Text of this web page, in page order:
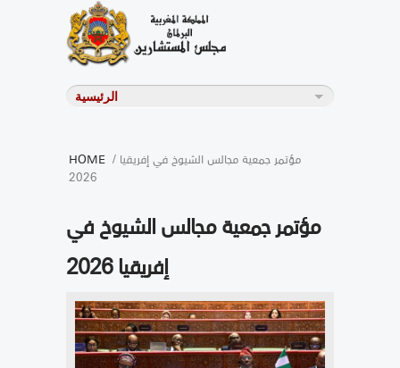
HOME / مؤتمر جمعية مجالس الشيوخ في إفريقيا
2026
مؤتمر جمعية مجالس الشيوخ في
إفريقيا 2026